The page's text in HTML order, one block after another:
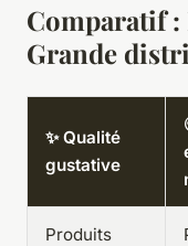
Comparatif
Grande
✨ Qualité
gustative
Produits